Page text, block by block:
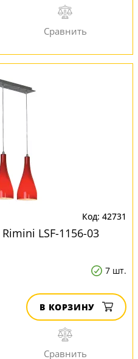
42731
LSF-1156-03
7 шт.
В КОРЗИНУ